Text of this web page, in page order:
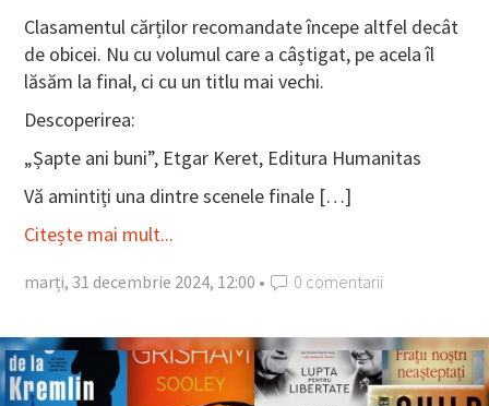
Clasamentul cărților recomandate începe altfel decât
de obicei. Nu cu volumul care a câștigat, pe acela îl
lăsăm la final, ci cu un titlu mai vechi.
Descoperirea:
„Șapte ani buni”, Etgar Keret, Editura Humanitas
Vă amintiți una dintre scenele finale […]
Citește mai mult...
marți, 31 decembrie 2024, 12:00 • 0 comentarii